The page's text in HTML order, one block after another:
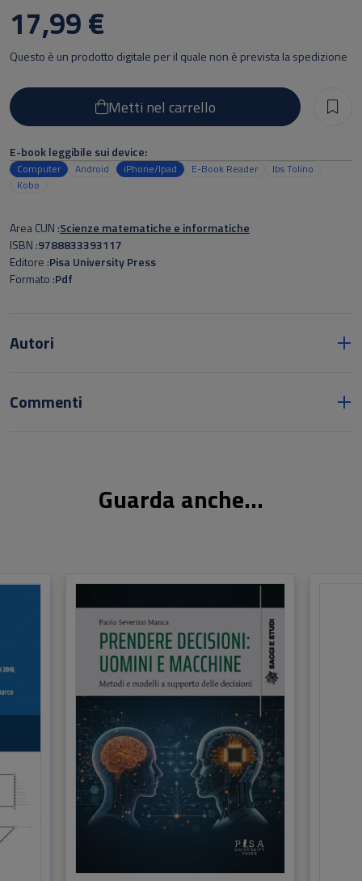
17,99 €
Metti nel carrello
Questo è un prodotto digitale per il quale non è prevista la spedizione
E-book leggibile sui device:
Computer Android iPhone/Ipad E-Book Reader
Ibs Tolino
Kobo
Area CUN Scienze matematiche e informatiche
ISBN 9788833393117
Editore Pisa University Press
Formato Pdf
Autori
Commenti
Guarda anche...